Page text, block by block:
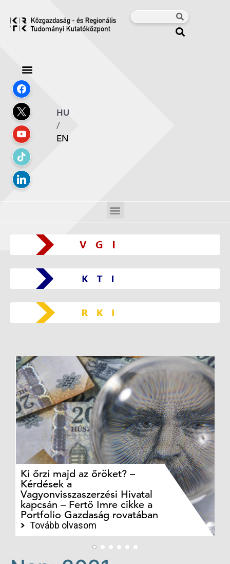
HU
/
EN
Ki őrzi majd az őröket? –
Kérdések a
Vagyonvisszaszerzési Hivatal
kapcsán – Fertő Imre cikke a
Portfolio Gazdaság rovatában
Tovább olvasom